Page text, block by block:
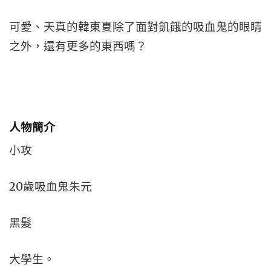
可愛、天真的韓東夏除了面對飢餓的吸血鬼的眼睛
之外，還有更多的東西嗎？
人物簡介
小攻
20歲吸血鬼朱元
黑髮
大學生。